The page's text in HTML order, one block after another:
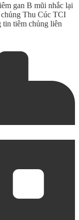
gan B mũi nhắc lại
Thu Cúc TCI
tin tiêm chủng liên